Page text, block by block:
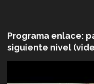
Programa enlace:
siguiente nivel